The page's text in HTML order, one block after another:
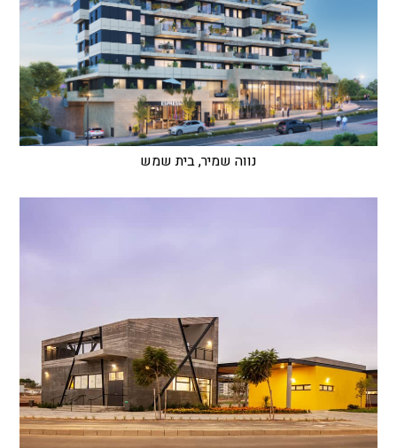
נווה שמיר, בית שמש